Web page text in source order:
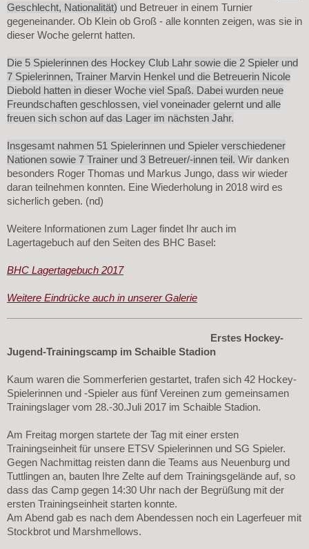
Geschlecht, Nationalität) und Betreuer in einem Turnier
gegeneinander. Ob Klein ob Groß - alle konnten zeigen, was sie in
dieser Woche gelernt hatten.
Die 5 Spielerinnen des Hockey Club Lahr sowie die 2 Spieler und
7 Spielerinnen, Trainer Marvin Henkel und die Betreuerin Nicole
Diebold hatten in dieser Woche viel Spaß. Dabei wurden neue
Freundschaften geschlossen, viel voneinader gelernt und alle
freuen sich schon auf das Lager im nächsten Jahr.
Insgesamt nahmen 51 Spielerinnen und Spieler verschiedener
Nationen sowie 7 Trainer und 3 Betreuer/-innen teil. Wir danken
besonders Roger Thomas und Markus Jungo, dass wir wieder
daran teilnehmen konnten. Eine Wiederholung in 2018 wird es
sicherlich geben. (nd)
Weitere Informationen zum Lager findet Ihr auch im
Lagertagebuch auf den Seiten des BHC Basel:
BHC Lagertagebuch 2017
Weitere Eindrücke auch in unserer Galerie
Erstes Hockey-
Jugend-Trainingscamp im Schaible Stadion
Kaum waren die Sommerferien gestartet, trafen sich 42 Hockey-
Spielerinnen und -Spieler aus fünf Vereinen zum gemeinsamen
Trainingslager vom 28.-30.Juli 2017 im Schaible Stadion.
Am Freitag morgen startete der Tag mit einer ersten
Trainingseinheit für unsere ETSV Spielerinnen und SG Spieler.
Gegen Nachmittag reisten dann die Teams aus Neuenburg und
Tuttlingen an, bauten Ihre Zelte auf dem Trainingsgelände auf, so
dass das Camp gegen 14:30 Uhr nach der Begrüßung mit der
ersten Trainingseinheit starten konnte.
Am Abend gab es nach dem Abendessen noch ein Lagerfeuer mit
Stockbrot und Marshmellows.